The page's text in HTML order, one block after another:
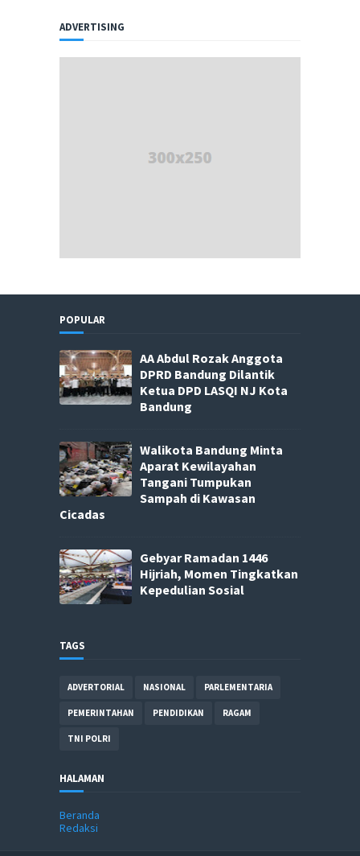
ADVERTISING
POPULAR
AA Abdul Rozak Anggota
DPRD Bandung Dilantik
Ketua DPD LASQI NJ Kota
Bandung
Walikota Bandung Minta
Aparat Kewilayahan
Tangani Tumpukan
Sampah di Kawasan
Cicadas
Gebyar Ramadan 1446
Hijriah, Momen Tingkatkan
Kepedulian Sosial
TAGS
ADVERTORIAL NASIONAL PARLEMENTARIA
PEMERINTAHAN PENDIDIKAN RAGAM
TNI POLRI
HALAMAN
Beranda
Redaksi